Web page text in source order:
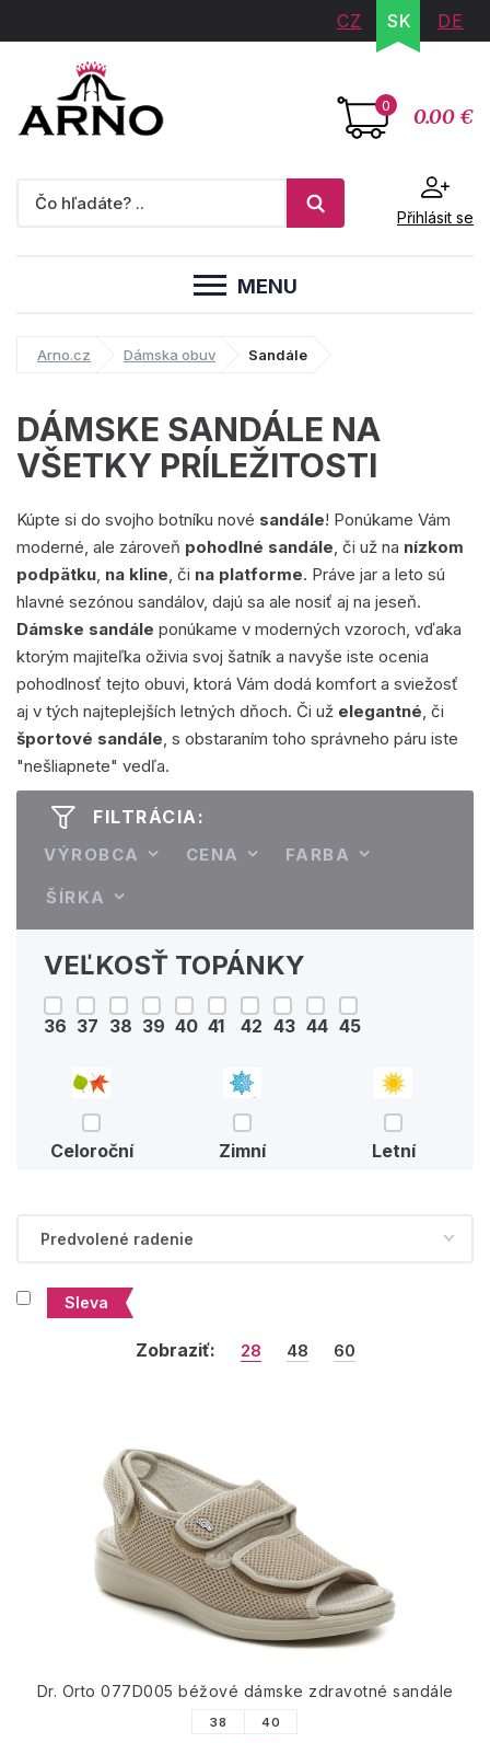
CZ SK DE
0 0.00 €
Přihlásit se
MENU
Arno.cz Dámska obuv Sandále
DÁMSKE SANDÁLE NA
VŠETKY PRÍLEŽITOSTI
Kúpte si do svojho botníku nové sandále! Ponúkame Vám
moderné, ale zároveň pohodlné sandále, či už na nízkom
podpätku, na kline, či na platforme. Práve jar a leto sú
hlavné sezónou sandálov, dajú sa ale nosiť aj na jeseň.
Dámske sandále ponúkame v moderných vzoroch, vďaka
ktorým majiteľka oživia svoj šatník a navyše iste ocenia
pohodlnosť tejto obuvi, ktorá Vám dodá komfort a sviežosť
aj v tých najteplejších letných dňoch. Či už elegantné, či
športové sandále, s obstaraním toho správneho páru iste
"nešliapnete" vedľa.
FILTRÁCIA:
VÝROBCA CENA FARBA
ŠÍRKA
VEĽKOSŤ TOPÁNKY
36 37 38 39 40 41 42 43 44 45
Celoroční Zimní Letní
Sleva
Zobraziť: 28 48 60
Dr. Orto 077D005 béžové dámske zdravotné sandále
38 40